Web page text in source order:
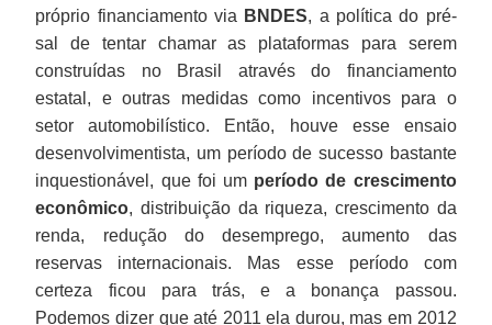
próprio financiamento via BNDES, a política do pré-
sal de tentar chamar as plataformas para serem
construídas no Brasil através do financiamento
estatal, e outras medidas como incentivos para o
setor automobilístico. Então, houve esse ensaio
desenvolvimentista, um período de sucesso bastante
inquestionável, que foi um período de crescimento
econômico, distribuição da riqueza, crescimento da
renda, redução do desemprego, aumento das
reservas internacionais. Mas esse período com
certeza ficou para trás, e a bonança passou.
Podemos dizer que até 2011 ela durou, mas em 2012